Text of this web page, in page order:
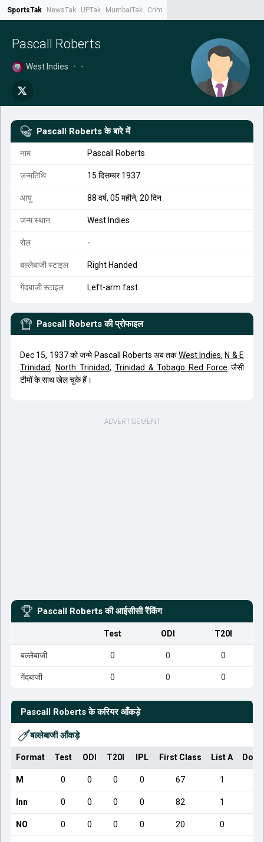
SportsTak NewsTak UPTak MumbaiTak CrimeTak
Pascall Roberts
West Indies • -
Pascall Roberts के बारे में
नाम Pascall Roberts
जन्मतिथि 15 दिसम्बर 1937
आयु 88 वर्ष, 05 महीने, 20 दिन
जन्म स्थान West Indies
रोल -
बल्लेबाजी स्टाइल Right Handed
गेंदबाजी स्टाइल Left-arm fast
Pascall Roberts की प्रोफाइल
Dec 15, 1937 को जन्मे Pascall Roberts अब तकWest Indies, N & E
Trinidad, North Trinidad, Trinidad & Tobago Red Force जैसी
टीमों के साथ खेल चुके हैं।
Pascall Roberts की आईसीसी रैंकिंग
Test ODI T20I
बल्लेबाजी 0 0 0
गेंदबाजी 0 0 0
Pascall Roberts के करियर आँकड़े
बल्लेबाजी आँकड़े
Format Test ODI T20I IPL First Class List A
M 0 0 0 0 67 1
Inn 0 0 0 0 82 1
NO 0 0 0 0 20 0